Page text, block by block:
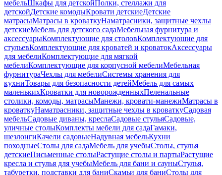
мебельШкафы для детскойПолки, стеллажи для
детскойДетские комодыКровати детскиеДетские
матрасыМатрасы в кроваткуНаматрасники, защитные чехлы
детскиеМебель для детского садаМебельная фурнитура и
аксессуарыКомплектующие для столовКомплектующие для
стульевКомплектующие для кроватей и кроватокАксессуары
для мебелиКомплектующие для мягкой
мебелиКомплектующие для корпусной мебелиМебельная
фурнитураЧехлы для мебелиСистемы хранения для
кухниТовары для безопасности детейМебель для самых
маленькихКроватки для новорожденныхПеленальные
столики, комоды, матрасыМанежи, кровати-манежиМатрасы в
кроваткуНаматрасники, защитные чехлы в кроваткуСадовая
мебельСадовые диваны, креслаСадовые стульяСадовые,
уличные столыКомплекты мебели для садаГамаки,
шезлонгиКачели садовыеНадувная мебельКухни
походныеСтолы для садаМебель для учебыСтолы, стулья
детскиеПисьменные столыРастущие столы и партыРастущие
кресла и стулья для учебыМебель для бани и сауныСтулья,
табуретки, подставки для баниСкамьи для баниСтолы для